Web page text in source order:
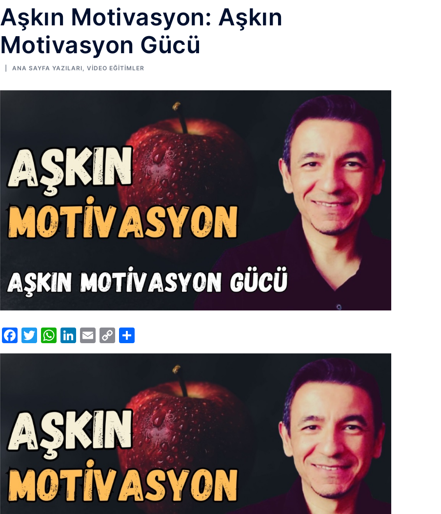
Aşkın Motivasyon: Aşkın
Motivasyon Gücü
ANA SAYFA YAZILARI VIDEO EĞITIMLER
Facebook
Twitter
WhatsApp
LinkedIn
Email
Copy
Link
Share